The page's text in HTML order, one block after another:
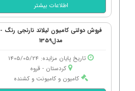
اطلاعات بیشتر
فروش دولتی کامیون لیلاند نارنجی رنگ -
مدل1359
تاریخ پایان مزایده: 1405/05/24
کردستان - قروه
کامیون و کامیونت و کشنده